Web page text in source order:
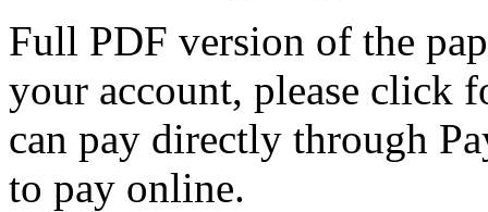
Full PDF version of the
your account, please click
can pay directly through
to pay online.